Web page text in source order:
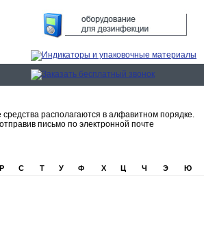
располагаются в алфавитном порядке.
письмо по электронной почте
Р С Т У Ф Х Ц Ч Э Ю